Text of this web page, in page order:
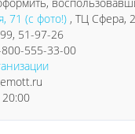
71 (с фото!) , ТЦ Сфера,
51-97-26
555-33-00